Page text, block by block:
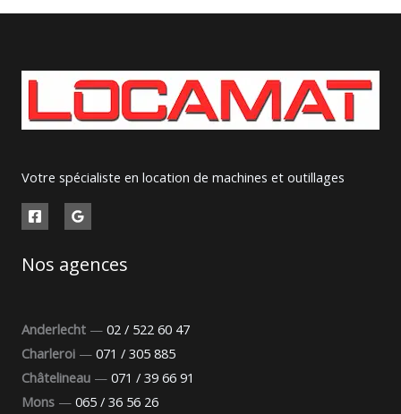
Votre spécialiste en location de machines et outillages
Nos agences
Anderlecht — 02 / 522 60 47
Charleroi — 071 / 305 885
Châtelineau — 071 / 39 66 91
Mons — 065 / 36 56 26